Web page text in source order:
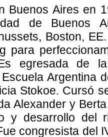
Buenos Aires en
de Buenos
Boston,
para
egresada de
Argentina
Stokoe. Cursó
Alexander y
y desarrollo del
congresista del